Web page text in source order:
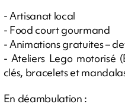
- Artisanat local
- Food court gourmand
- Animations gratuites –
- Ateliers Lego motorisé
clés, bracelets et
En déambulation :